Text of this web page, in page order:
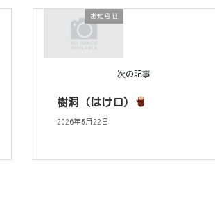
お知らせ
次の記事
樹洞（はけ口）
2026年5月22日